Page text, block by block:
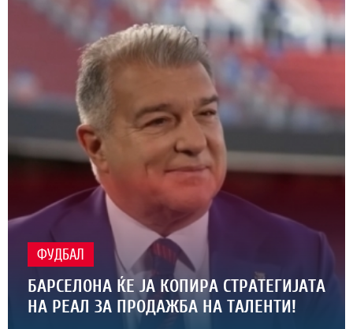
ФУДБАЛ
БАРСЕЛОНА ЌЕ ЈА КОПИРА СТРАТЕГИЈАТА
НА РЕАЛ ЗА ПРОДАЖБА НА ТАЛЕНТИ!